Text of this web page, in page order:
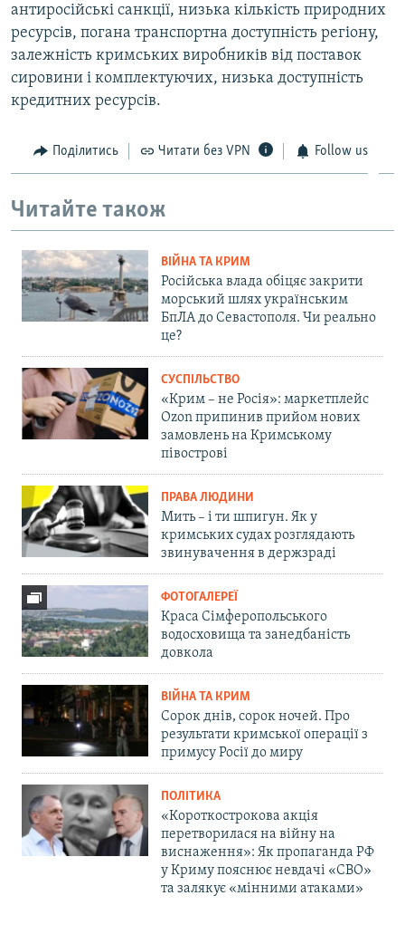
антиросійські санкції, низька кількість природних
ресурсів, погана транспортна доступність регіону,
залежність кримських виробників від поставок
сировини і комплектуючих, низька доступність
кредитних ресурсів.
Поділитись Читати без VPN Follow us
Читайте також
ВІЙНА ТА КРИМ
Російська влада обіцяє закрити
морський шлях українським
БпЛА до Севастополя. Чи реально
це?
СУСПІЛЬСТВО
«Крим – не Росія»: маркетплейс
Ozon припинив прийом нових
замовлень на Кримському
півострові
ПРАВА ЛЮДИНИ
Мить – і ти шпигун. Як у
кримських судах розглядають
звинувачення в держзраді
ФОТОГАЛЕРЕЇ
Краса Сімферопольського
водосховища та занедбаність
довкола
ВІЙНА ТА КРИМ
Сорок днів, сорок ночей. Про
результати кримської операції з
примусу Росії до миру
ПОЛІТИКА
«Короткострокова акція
перетворилася на війну на
виснаження»: Як пропаганда РФ
у Криму пояснює невдачі «СВО»
та залякує «мінними атаками»